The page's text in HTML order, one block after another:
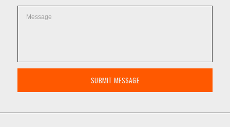
SUBMIT MESSAGE